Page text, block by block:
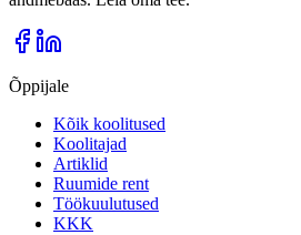
Õppijale
Kõik koolitused
Koolitajad
Artiklid
Ruumide rent
Töökuulutused
KKK